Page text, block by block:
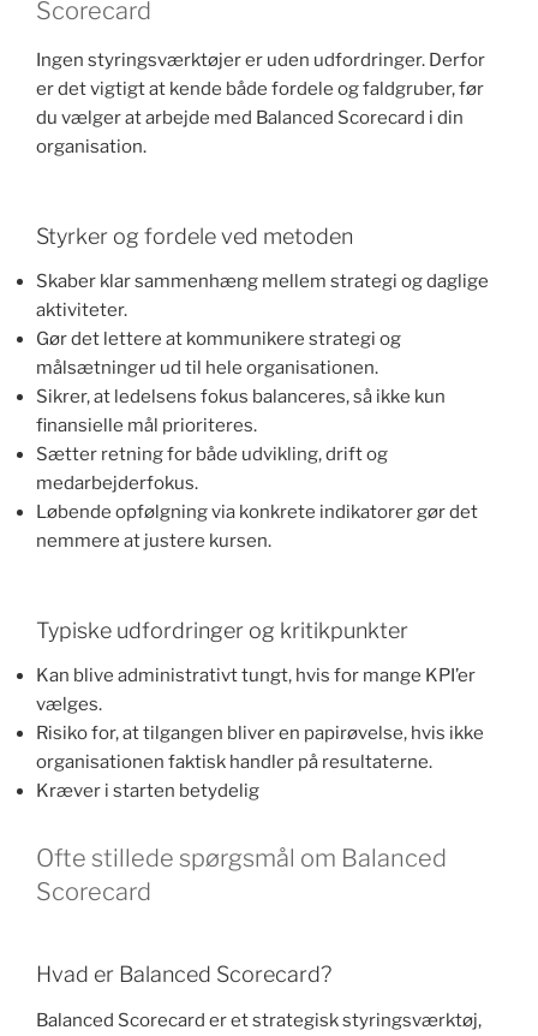
Scorecard
Ingen styringsværktøjer er uden udfordringer. Derfor
er det vigtigt at kende både fordele og faldgruber, før
du vælger at arbejde med Balanced Scorecard i din
organisation.
Styrker og fordele ved metoden
Skaber klar sammenhæng mellem strategi og daglige
aktiviteter.
Gør det lettere at kommunikere strategi og
målsætninger ud til hele organisationen.
Sikrer, at ledelsens fokus balanceres, så ikke kun
finansielle mål prioriteres.
Sætter retning for både udvikling, drift og
medarbejderfokus.
Løbende opfølgning via konkrete indikatorer gør det
nemmere at justere kursen.
Typiske udfordringer og kritikpunkter
Kan blive administrativt tungt, hvis for mange KPI’er
vælges.
Risiko for, at tilgangen bliver en papirøvelse, hvis ikke
organisationen faktisk handler på resultaterne.
Kræver i starten betydelig
Ofte stillede spørgsmål om Balanced
Scorecard
Hvad er Balanced Scorecard?
Balanced Scorecard er et strategisk styringsværktøj,